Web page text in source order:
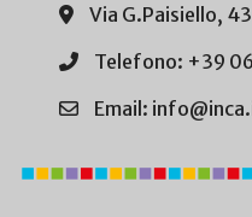
Via G.Paisiello,
Telefono: +39
Email: